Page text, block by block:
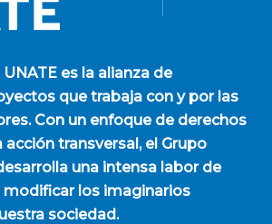
es la alianza de
que trabaja con y por las
Con un enfoque de derechos
acción transversal, el Grupo
una intensa labor de
modificar los imaginarios
sociedad.